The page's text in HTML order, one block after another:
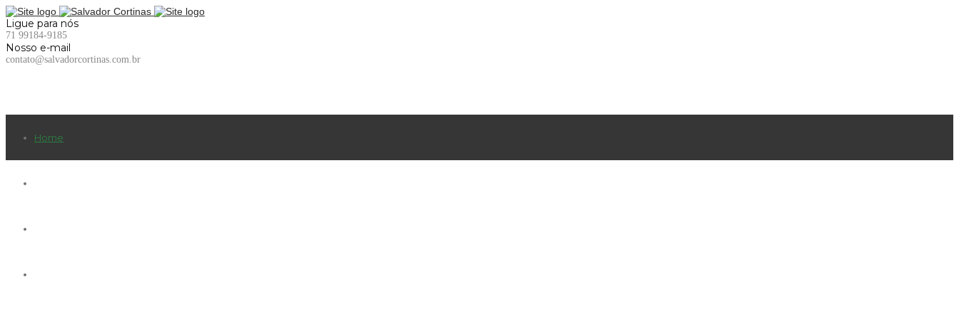
Ligue para nós
71 99184-9185
Nosso e-mail
contato@salvadorcortinas.com.br
Home